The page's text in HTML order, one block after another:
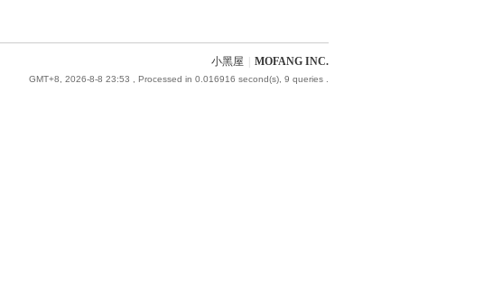
小黑屋 MOFANG INC.
GMT+8, 2026-8-8 23:53 , Processed in 0.016916 second(s), 9 queries .